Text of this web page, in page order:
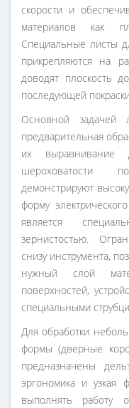
скорости и
материалов как
Специальные листы
прикрепляются на
доводят плоскость
последующей
Основной задачей
предварительная
их выравнивание
шероховатости
демонстрируют
форму
является
зернистостью.
снизу инструмента,
нужный слой
поверхностей,
специальными
Для обработки
формы (дверные
предназначены
эргономика и узкая
выполнять работу